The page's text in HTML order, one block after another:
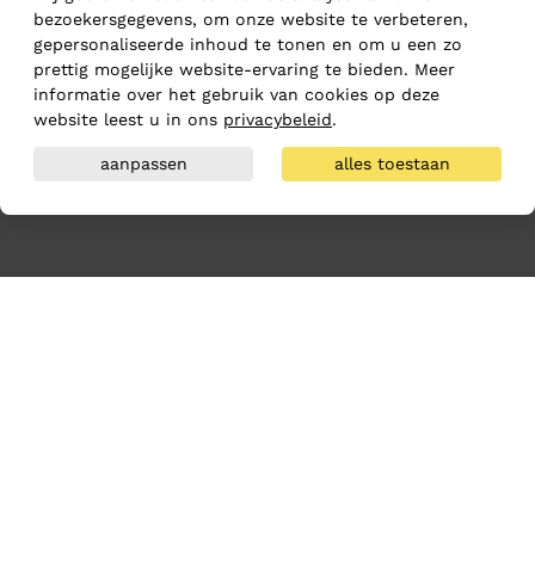
bezoekersgegevens, om onze website te verbeteren,
gepersonaliseerde inhoud te tonen en om u een zo
prettig mogelijke website-ervaring te bieden. Meer
informatie over het gebruik van cookies op deze
website leest u in ons privacybeleid.
aanpassen alles toestaan